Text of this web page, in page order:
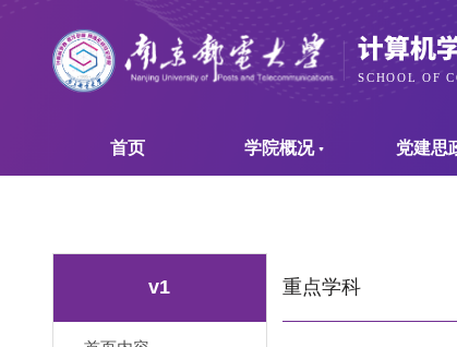
首页 学院概况 党建思
v1 重点学科